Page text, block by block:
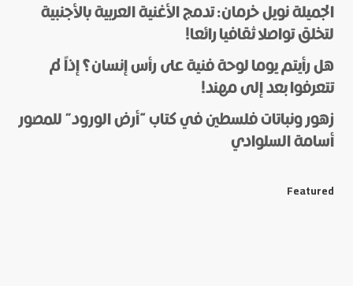
Name
*
E-mail
*
الجميلة نويل خرمان: تدمج الأغنية العربية بالأجنبية
لتخلق تواصلا ثقافيا رائعا!
هل رأيتم يوما لوحة فنية على رأس إنسان؟ إذاً لم
تتعرفوا بعد إلى مهند!
زهور ونباتات فلسطين في كتاب “أرض الورود” للمصور
أسامة السلوادي
Featured